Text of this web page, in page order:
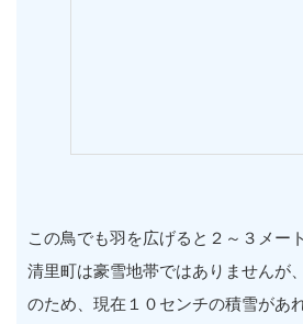
この鳥でも羽を広げると２～３メー
清里町は豪雪地帯ではありませんが
のため、現在１０センチの積雪があ